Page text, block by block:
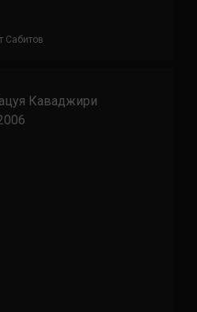
Сабитов
Каваджири